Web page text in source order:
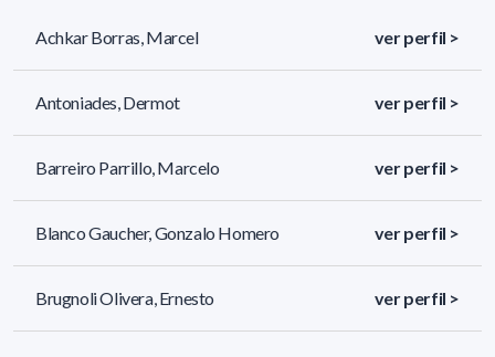
Achkar Borras, Marcel ver perfil >
Antoniades, Dermot ver perfil >
Barreiro Parrillo, Marcelo ver perfil >
Blanco Gaucher, Gonzalo Homero ver perfil >
Brugnoli Olivera, Ernesto ver perfil >